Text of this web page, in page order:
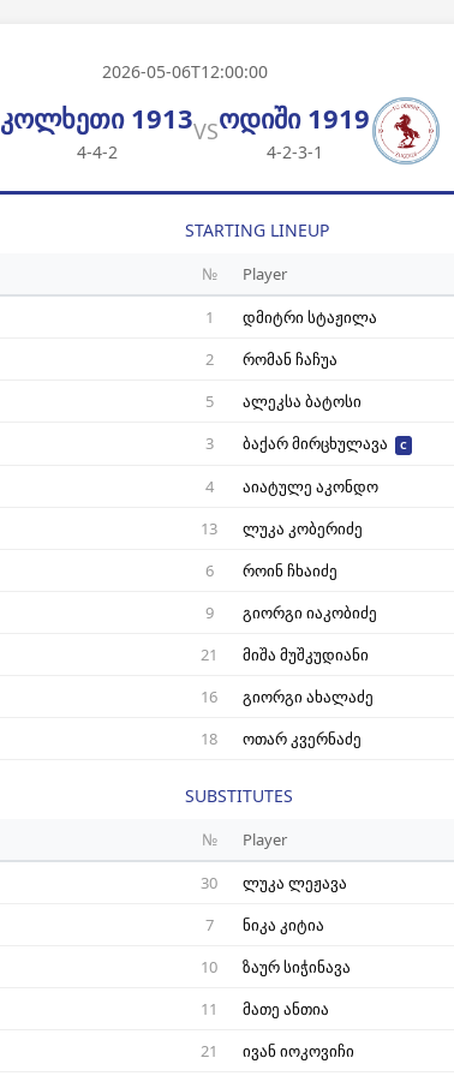
2026-05-06T12:00:00
კოლხეთი 1913
4-4-2
VSოდიში 1919
4-2-3-1
STARTING LINEUP
№
Player
1
დმიტრი სტაჟილა
2
რომან ჩაჩუა
5
ალეკსა ბატოსი
3
ბაქარ მირცხულავა C
4
აიატულე აკონდო
13
ლუკა კობერიძე
6
როინ ჩხაიძე
9
გიორგი იაკობიძე
21
მიშა მუშკუდიანი
16
გიორგი ახალაძე
18
ოთარ კვერნაძე
SUBSTITUTES
№
Player
30
ლუკა ლეჟავა
7
ნიკა კიტია
10
ზაურ სიჭინავა
11
მათე ანთია
21
ივან იოკოვიჩი